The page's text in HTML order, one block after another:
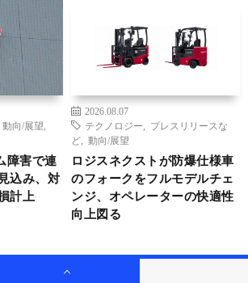
動向/展望
障害で連
込み、対
計上
2026.08.07
テクノロジー
プレスリリースな
ど
動向/展望
ロジスネクストが防爆仕様車
のフォークをフルモデルチェ
ンジ、オペレーターの快適性
向上図る